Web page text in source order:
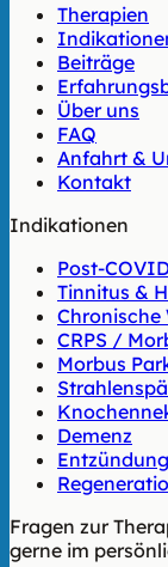
Therapien
Beiträge
Über uns
FAQ
Anfahrt &
Kontakt
Indikationen
Post-
Tinnitus &
CRPS /
Morbus
Demenz
Entzündung
Fragen zur
gerne im